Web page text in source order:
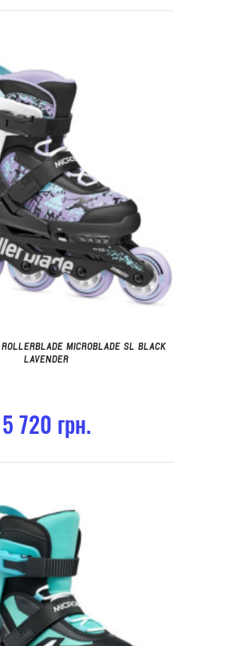
MICROBLADE SL BLACK
LAVENDER
5 720 грн.